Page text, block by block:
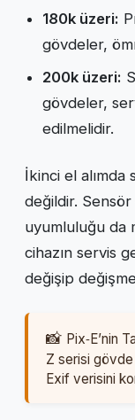
180k üzeri:
gövdeler,
200k üzeri:
gövdeler,
edilmelidir.
İkinci el alımda
değildir.
uyumluluğu da
cihazın servis
değişip
Pix‑E’nin
Z serisi gövde
Exif verisini